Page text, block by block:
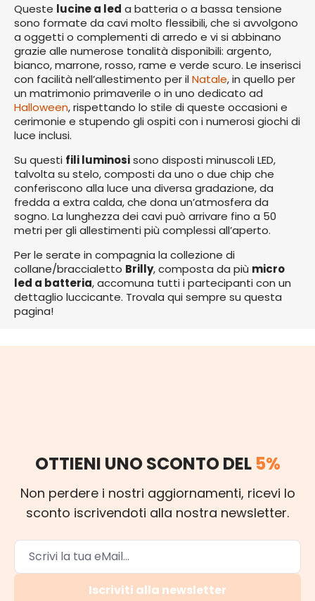
Queste lucine a led a batteria o a bassa tensione
sono formate da cavi molto flessibili, che si avvolgono
a oggetti o complementi di arredo e vi si abbinano
grazie alle numerose tonalità disponibili: argento,
bianco, marrone, rosso, rame e verde scuro. Le inserisci
con facilità nell’allestimento per il Natale, in quello per
un matrimonio primaverile o in uno dedicato ad
Halloween, rispettando lo stile di queste occasioni e
cerimonie e stupendo gli ospiti con i numerosi giochi di
luce inclusi.
Su questi fili luminosisono disposti minuscoli LED,
talvolta su stelo, composti da uno o due chip che
conferiscono alla luce una diversa gradazione, da
fredda a extra calda, che dona un’atmosfera da
sogno. La lunghezza dei cavi può arrivare fino a 50
metri per gli allestimenti più complessi all’aperto.
Per le serate in compagnia la collezione di
collane/braccialetto Brilly, composta da più micro
led a batteria, accomuna tutti i partecipanti con un
dettaglio luccicante. Trovala qui sempre su questa
pagina!
OTTIENI UNO SCONTO DEL 5%
Non perdere i nostri aggiornamenti, ricevi lo
sconto iscrivendoti alla nostra newsletter.
Iscriviti alla newsletter